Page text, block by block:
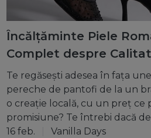
Încălțăminte Piele
Complet despre
Te regăsești adesea în fața
pereche de pantofi de la un
o creație locală, cu un preț ce
promisiune? Te întrebi dacă
16 feb.
Vanilla Days